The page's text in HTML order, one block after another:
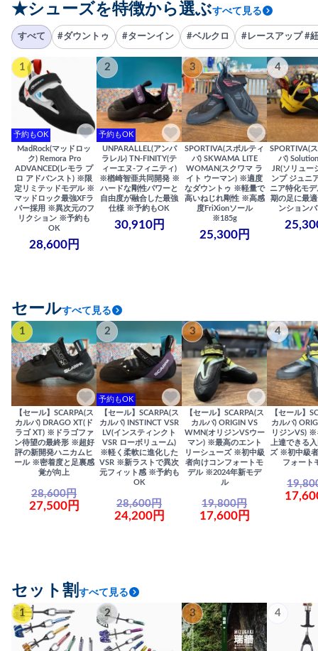
★シューズを特徴から選ぶすべて見る
すべて #ダウントゥ #ターンイン #ベルクロ #レースアップ #
1
予約もOK
MadRock(マッドロッ
ク) Remora Pro
ADVANCED(レモラ プ
ロ アドバンスト) ※限
定リミテッドモデル ※
マッドロック最強XFラ
バー採用 ※異次元のフ
リクション ※予約も
OK
28,600円
2
予約もOK
UNPARALLEL(アンパ
ラレル) TN-FINITY(テ
ィーエヌ-フィニティ)
※楢崎智亜共同開発 ※
ハードな剛性パワーと
自由度が融合した最強
仕様 ※予約もOK
30,910円
3
SPORTIVA(スポルティ
バ) SKWAMA LITE
WOMAN(スクワマ ラ
イト ウーマン) ※適度
なダウントゥ ※軽量で
高いねじれ剛性 ※高感
度FriXionソール
※185g
25,300円
4
SPORTIVA(
バ)
JR(ソリュー
ンプ ジュニ
ニア特化モ
期の足に最
ンション
セールすべて見る
1
【セール】SCARPA(ス
カルパ) DRAGO XT(ド
ラゴ XT) ※ドラゴファ
ン待望の最終形 ※超好
評の新開発ハニカムヒ
ール ※密着度と足裏感
覚が向上
28,600円
27,500円
2
予約もOK
【セール】SCARPA(ス
カルパ) INSTINCT VSR
LV(インスティンクト
VSR ローボリューム)
※軽く柔軟に進化した
VSR ※新ラストで異次
元フィット感 ※予約も
OK
28,600円
24,200円
3
【セール】SCARPA(ス
カルパ) ORIGIN VS
WMN(オリジンVSウー
マン) ※最高のエント
リーシューズ ※初中級
者向けコンフォートモ
デル ※2024年新モデ
ル
19,800円
17,600円
4
【セール】
カルパ)
リジンVS) ※
上達できる
ズ ※初中級
フォート
セット割 すべて見る
1 2 3 4